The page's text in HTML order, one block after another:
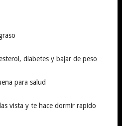
diabetes y bajar de peso
para salud
vista y te hace dormir rapido